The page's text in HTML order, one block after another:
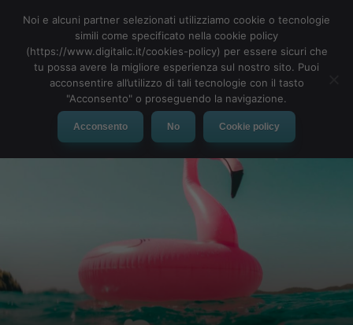
MENU
Noi e alcuni partner selezionati utilizziamo cookie o tecnologie
simili come specificato nella cookie policy
(https://www.digitalic.it/cookies-policy) per essere sicuri che
tu possa avere la migliore esperienza sul nostro sito. Puoi
acconsentire all’utilizzo di tali tecnologie con il tasto
"Acconsento" o proseguendo la navigazione.
Acconsento No Cookie policy